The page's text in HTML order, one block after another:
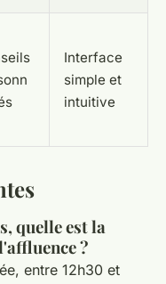
Interface
simple et
intuitive
quelle est la
?
entre 12h30 et